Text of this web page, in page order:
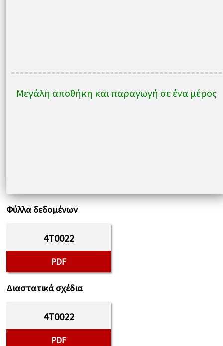
Μεγάλη αποθήκη και παραγωγή σε ένα μέρος
Φύλλα δεδομένων
4T0022
PDF
Διαστατικά σχέδια
4T0022
PDF